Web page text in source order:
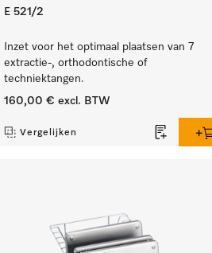
E 521/2
Inzet voor het optimaal plaatsen van 7
extractie-, orthodontische of
techniektangen.
160,00 € excl. BTW
Vergelijken